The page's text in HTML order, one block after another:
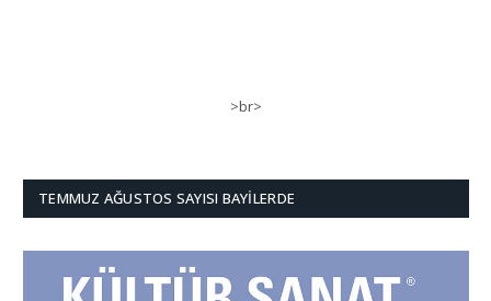
>br>
TEMMUZ AĞUSTOS SAYISI BAYILERDE